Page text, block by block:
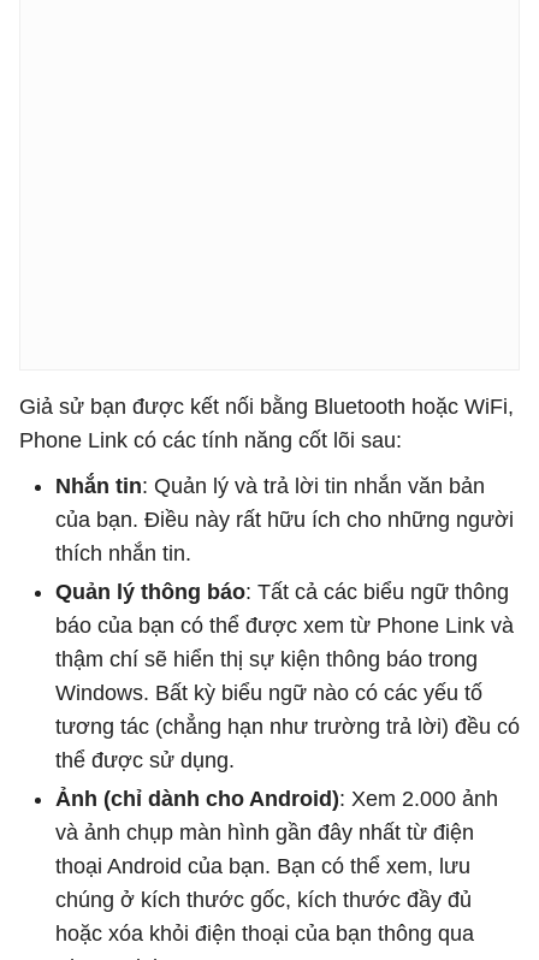
Giả sử bạn được kết nối bằng Bluetooth hoặc WiFi,
Phone Link có các tính năng cốt lõi sau:
Nhắn tin: Quản lý và trả lời tin nhắn văn bản
của bạn. Điều này rất hữu ích cho những người
thích nhắn tin.
Quản lý thông báo: Tất cả các biểu ngữ thông
báo của bạn có thể được xem từ Phone Link và
thậm chí sẽ hiển thị sự kiện thông báo trong
Windows. Bất kỳ biểu ngữ nào có các yếu tố
tương tác (chẳng hạn như trường trả lời) đều có
thể được sử dụng.
Ảnh (chỉ dành cho Android): Xem 2.000 ảnh
và ảnh chụp màn hình gần đây nhất từ điện
thoại Android của bạn. Bạn có thể xem, lưu
chúng ở kích thước gốc, kích thước đầy đủ
hoặc xóa khỏi điện thoại của bạn thông qua